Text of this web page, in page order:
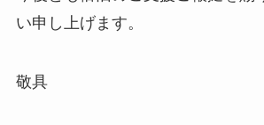
い申し上げます。
敬具